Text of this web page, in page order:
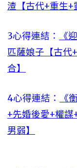
渣【古代+重生+
3心得連結：
《
匹薩娘子【古代
合】
4心得連結：
《
+先婚後愛+權謀
男弱】